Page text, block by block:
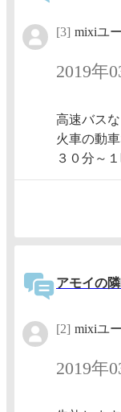
[3] mixiユ
2019年
高速バス
火車の動
３０分～
アモイの
[2] mixiユ
2019年